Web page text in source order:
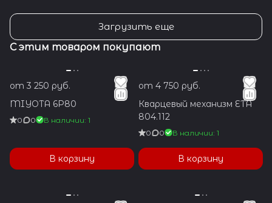
Загрузить еще
С этим товаром покупают
от 3 250 руб.
MIYOTA 6P80
0 0 В наличии: 1
В корзину
от 4 750 руб.
Кварцевый механизм ETA
804.112
0 0 В наличии: 1
В корзину